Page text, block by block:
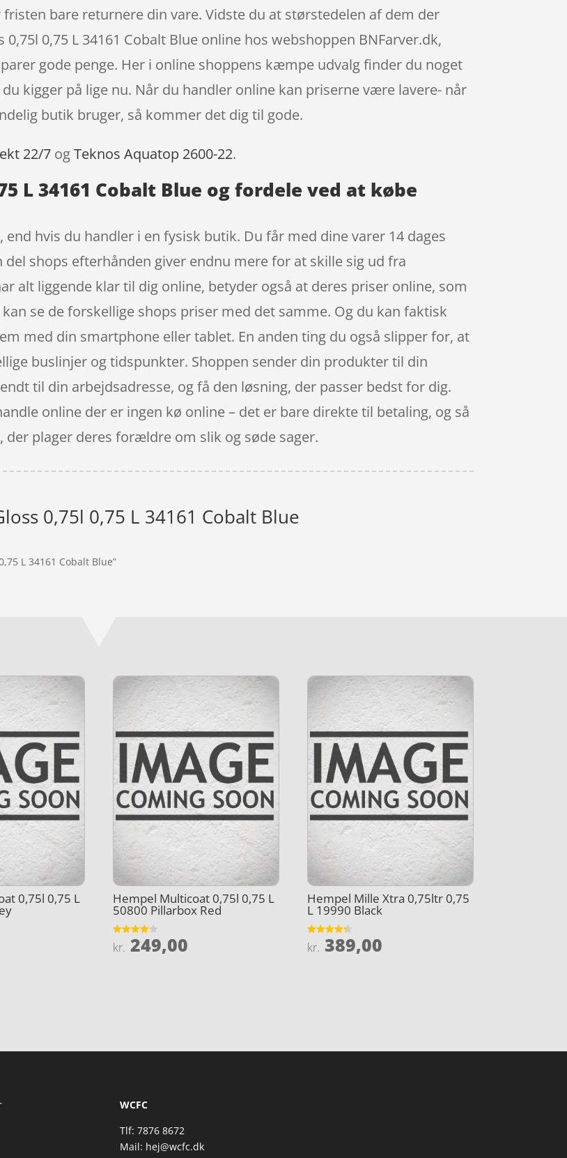
bare returnere din vare. Vidste du at størstedelen af dem der
0,75 L 34161 Cobalt Blue online hos webshoppen BNFarver.dk,
gode penge. Her i online shoppens kæmpe udvalg finder du noget
kigger på lige nu. Når du handler online kan priserne være lavere- når
butik bruger, så kommer det dig til gode.
22/7 ogTeknos Aquatop 2600-22.
L 34161 Cobalt Blue og fordele ved at købe
hvis du handler i en fysisk butik. Du får med dine varer 14 dages
shops efterhånden giver endnu mere for at skille sig ud fra
alt liggende klar til dig online, betyder også at deres priser online, som
se de forskellige shops priser med det samme. Og du kan faktisk
med din smartphone eller tablet. En anden ting du også slipper for, at
buslinjer og tidspunkter. Shoppen sender din produkter til din
til din arbejdsadresse, og få den løsning, der passer bedst for dig.
online der er ingen kø online – det er bare direkte til betaling, og så
plager deres forældre om slik og søde sager.
0,75l 0,75 L 34161 Cobalt Blue
L 34161 Cobalt Blue”
0,75l 0,75 L Hempel Multicoat 0,75l 0,75 L
50800 Pillarbox Red
Vurderet
4
kr. 249,00
Hempel Mille Xtra 0,75ltr 0,75
L 19990 Black
Vurderet
4.3
kr. 389,00
WCFC
Tlf: 7876 8672
Mail: hej@wcfc.dk